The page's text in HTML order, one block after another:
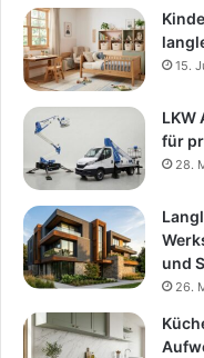
15.
LKW
für
28.
und
26.